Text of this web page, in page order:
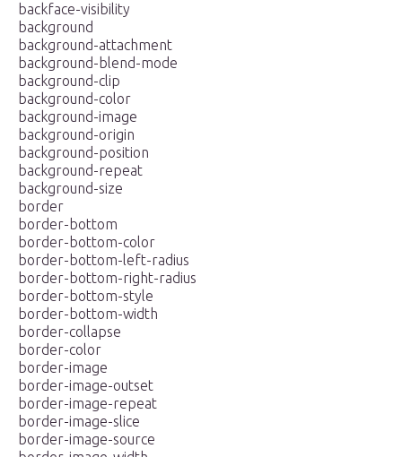
backface-visibility
background
background-attachment
background-blend-mode
background-clip
background-color
background-image
background-origin
background-position
background-repeat
background-size
border
border-bottom
border-bottom-color
border-bottom-left-radius
border-bottom-right-radius
border-bottom-style
border-bottom-width
border-collapse
border-color
border-image
border-image-outset
border-image-repeat
border-image-slice
border-image-source